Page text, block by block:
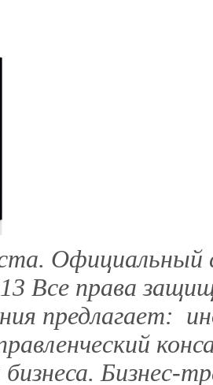
Официальный
Все права
предлагает:
бизнеса. Бизнес-